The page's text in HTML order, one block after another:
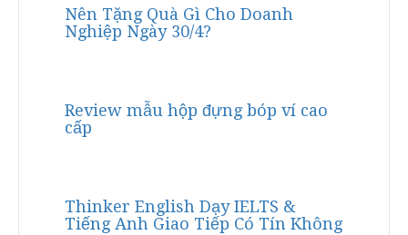
Nên Tặng Quà Gì Cho Doanh
Nghiệp Ngày 30/4?
Review mẫu hộp đựng bóp ví cao
cấp
Thinker English Dạy IELTS &
Tiếng Anh Giao Tiếp Có Tín Không